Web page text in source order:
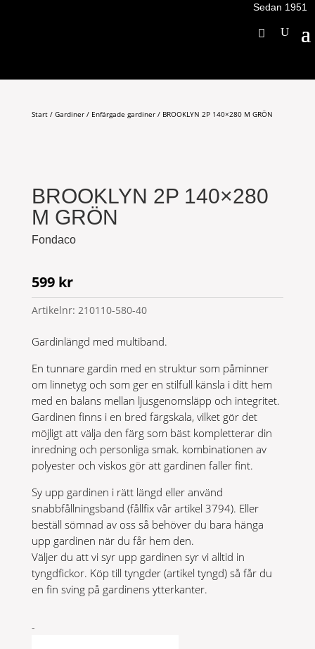
Sedan 1951
Start/ Gardiner/ Enfärgade gardiner/ BROOKLYN 2P 140×280 M GRÖN
BROOKLYN 2P 140×280
M GRÖN
Fondaco
599 kr
Artikelnr: 210110-580-40
Gardinlängd med multiband.
En tunnare gardin med en struktur som påminner
om linnetyg och som ger en stilfull känsla i ditt hem
med en balans mellan ljusgenomsläpp och integritet.
Gardinen finns i en bred färgskala, vilket gör det
möjligt att välja den färg som bäst kompletterar din
inredning och personliga smak. kombinationen av
polyester och viskos gör att gardinen faller fint.
Sy upp gardinen i rätt längd eller använd
snabbfållningsband (fållfix vår artikel 3794). Eller
beställ sömnad av oss så behöver du bara hänga
upp gardinen när du får hem den.
Väljer du att vi syr upp gardinen syr vi alltid in
tyngdfickor. Köp till tyngder (artikel tyngd) så får du
en fin sving på gardinens ytterkanter.
BROOKLYN
-